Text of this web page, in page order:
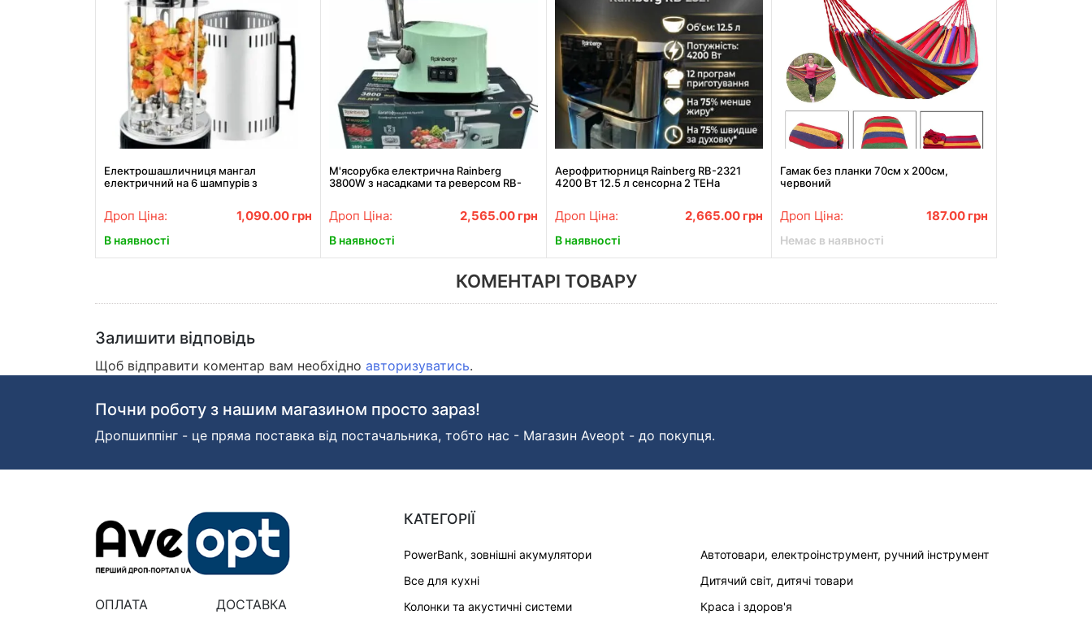
Електрошашличниця мангал
електричний на 6 шампурів з
Дроп Ціна: 1,090.00 грн
В наявності
М'ясорубка електрична Rainberg
3800W з насадками та реверсом RB-
Дроп Ціна: 2,565.00 грн
В наявності
Аерофритюрниця Rainberg RB-2321
4200 Вт 12.5 л сенсорна 2 ТЕНа
Дроп Ціна: 2,665.00 грн
В наявності
Гамак без планки 70см х 200см,
червоний
Дроп Ціна: 187.00 грн
Немає в наявності
КОМЕНТАРІ ТОВАРУ
Залишити відповідь
Щоб відправити коментар вам необхідно авторизуватись.
Почни роботу з нашим магазином просто зараз!
Дропшиппінг - це пряма поставка від постачальника, тобто нас - Магазин Aveopt - до покупця.
ОПЛАТА ДОСТАВКА
КАТЕГОРІЇ
PowerBank, зовнішні акумулятори
Автотовари, електроінструмент, ручний інструмент
Все для кухні
Дитячий світ, дитячі товари
Колонки та акустичні системи
Краса і здоров'я